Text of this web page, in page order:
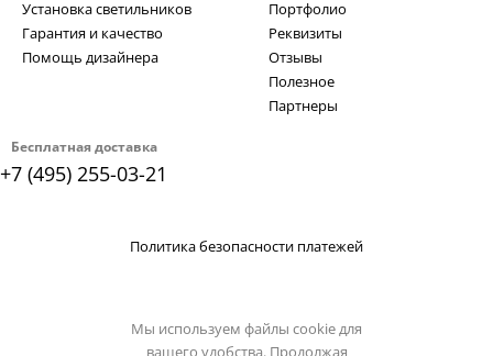
Бесплатная доставка
+7 (495) 255-03-21
Установка светильников
Гарантия и качество
Помощь дизайнера
Портфолио
Реквизиты
Отзывы
Полезное
Партнеры
Политика безопасности платежей
Мы используем файлы cookie для
вашего удобства. Продолжая